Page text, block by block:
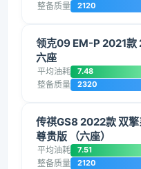
整备质量 2120
领克09 EM-P 2021款
六座
平均油耗 7.48
整备质量 2320
传祺GS8 2022款 双
尊贵版 （六座）
平均油耗 7.51
整备质量 2120